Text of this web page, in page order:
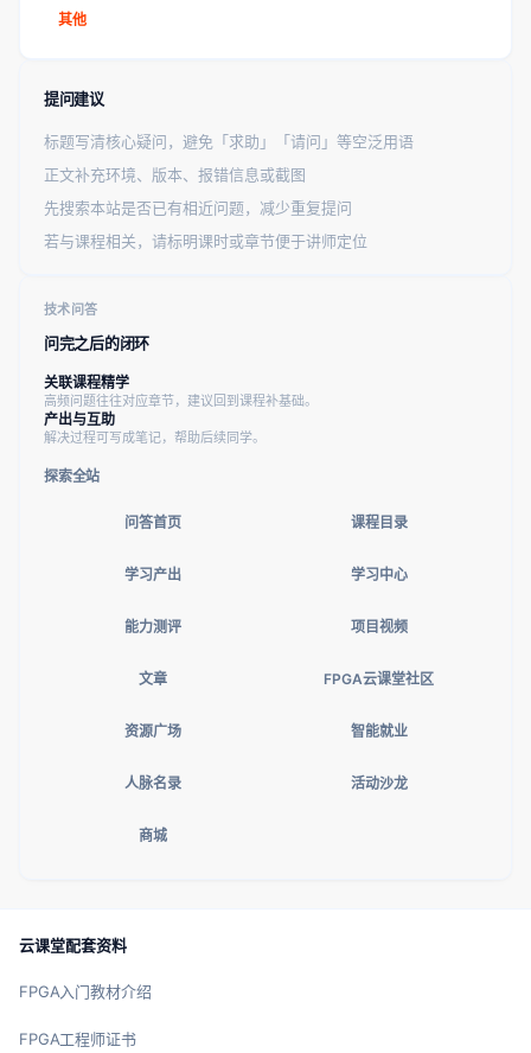
其他
提问建议
标题写清核心疑问，避免「求助」「请问」等空泛用语
正文补充环境、版本、报错信息或截图
先搜索本站是否已有相近问题，减少重复提问
若与课程相关，请标明课时或章节便于讲师定位
技术问答
问完之后的闭环
关联课程精学
高频问题往往对应章节，建议回到课程补基础。
产出与互助
解决过程可写成笔记，帮助后续同学。
探索全站
问答首页 课程目录
学习产出 学习中心
能力测评 项目视频
文章 FPGA云课堂社区
资源广场 智能就业
人脉名录 活动沙龙
商城
云课堂配套资料
FPGA入门教材介绍
FPGA工程师证书